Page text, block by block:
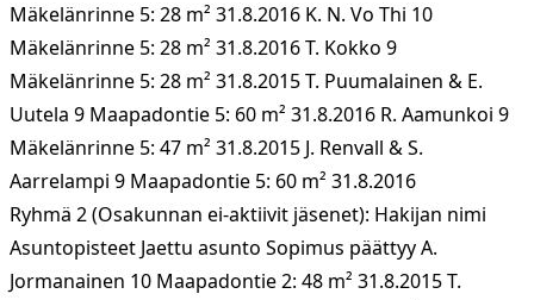
Mäkelänrinne 5: 28 m² 31.8.2016 K. N. Vo Thi 10
Mäkelänrinne 5: 28 m² 31.8.2016 T. Kokko 9
Mäkelänrinne 5: 28 m² 31.8.2015 T. Puumalainen & E.
Uutela 9 Maapadontie 5: 60 m² 31.8.2016 R. Aamunkoi 9
Mäkelänrinne 5: 47 m² 31.8.2015 J. Renvall & S.
Aarrelampi 9 Maapadontie 5: 60 m² 31.8.2016
Ryhmä 2 (Osakunnan ei-aktiivit jäsenet): Hakijan nimi
Asuntopisteet Jaettu asunto Sopimus päättyy A.
Jormanainen 10 Maapadontie 2: 48 m² 31.8.2015 T.